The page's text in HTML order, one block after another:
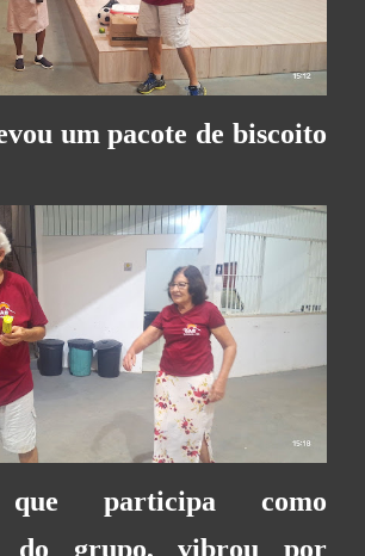
um pacote de biscoito
que participa como
do grupo, vibrou por